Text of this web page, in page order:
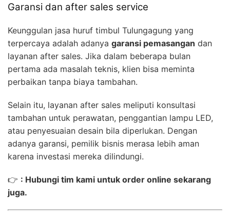
Garansi dan after sales service
Keunggulan jasa huruf timbul Tulungagung yang
terpercaya adalah adanya garansi pemasangan dan
layanan after sales. Jika dalam beberapa bulan
pertama ada masalah teknis, klien bisa meminta
perbaikan tanpa biaya tambahan.
Selain itu, layanan after sales meliputi konsultasi
tambahan untuk perawatan, penggantian lampu LED,
atau penyesuaian desain bila diperlukan. Dengan
adanya garansi, pemilik bisnis merasa lebih aman
karena investasi mereka dilindungi.
👉 : Hubungi tim kami untuk order online sekarang
juga.